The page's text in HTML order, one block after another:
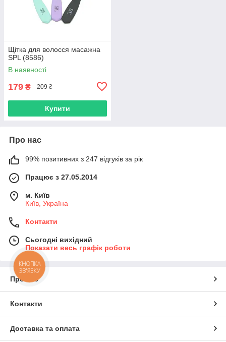
Щітка для волосся масажна
SPL (8586)
В наявності
179 ₴ 209 ₴
Купити
Про нас
99% позитивних з 247 відгуків за рік
Працює з 27.05.2014
м. Київ
Київ, Україна
Контакти
Сьогодні вихідний
Показати весь графік роботи
Про нас
Контакти
Доставка та оплата
КНОПКА
ЗВ'ЯЗКУ